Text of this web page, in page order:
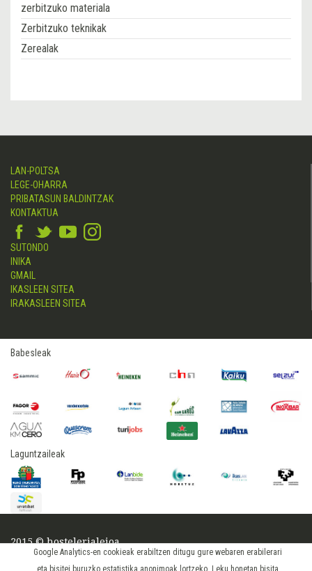
Google Analytics-en cookieak erabiltzen ditugu gure webaren erabilerari
zerbitzuko materiala
Zerbitzuko teknikak
Zerealak
LAN-POLTSA
LEGE-OHARRA
PRIBATASUN BALDINTZAK
KONTAKTUA
SUTONDO
INIKA
GMAIL
IKASLEEN SITEA
IRAKASLEEN SITEA
Babesleak
Laguntzaileak
2015 © hostelerialeioa
Log in